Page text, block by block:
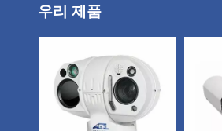
우리 제품